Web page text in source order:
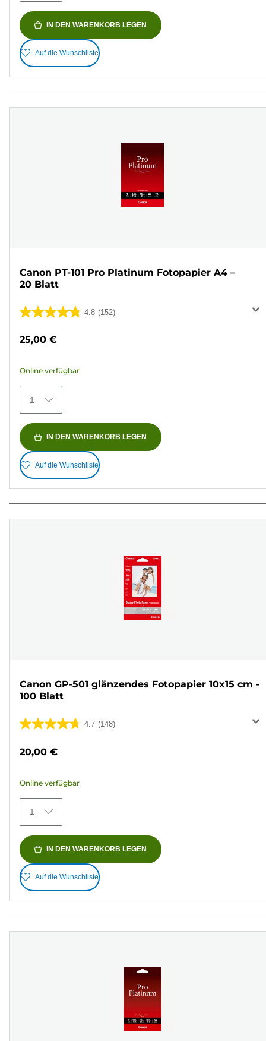
IN DEN WARENKORB LEGEN
Auf die Wunschliste
Canon PT-101 Pro Platinum Fotopapier A4 –
20 Blatt
4.8 (152)
4.8
152
Bewertungen
25,00 €
Online verfügbar
1
IN DEN WARENKORB LEGEN
Auf die Wunschliste
Canon GP-501 glänzendes Fotopapier 10x15 cm -
100 Blatt
4.7 (148)
4.7
5
148
Bewertungen
20,00 €
Online verfügbar
1
IN DEN WARENKORB LEGEN
Auf die Wunschliste